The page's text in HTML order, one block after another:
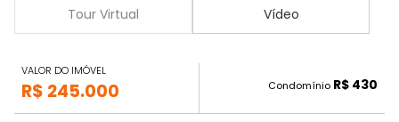
Tour Virtual Vídeo
VALOR DO IMÓVEL
R$ 245.000 Condomínio R$ 430